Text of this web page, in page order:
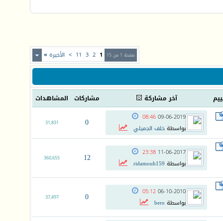
صفحة 1 من 15 1
2
3
11
> الأخيرة »
آخر مشاركة مشاركات المشاهدات
09-06-2019
08:46
بواسطةخلف الجميلي 0
31,831
11-06-2017
23:38
بواسطة ridamouh159
12
360,655
06-10-2010
05:12
بواسطة bero
0
37,497